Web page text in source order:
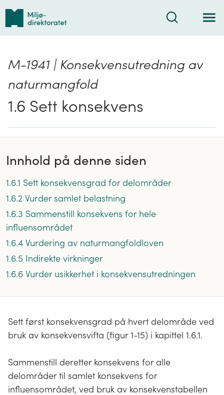
Tilbake
forsiden
Søk
M-1941 | Konsekvensutredning av
naturmangfold
1.6 Sett konsekvens
Innhold på denne siden
1.6.1 Sett konsekvensgrad for delområder
1.6.2 Vurder samlet belastning
1.6.3 Sammenstill konsekvens for hele
influensområdet
1.6.4 Vurdering av naturmangfoldloven
1.6.5 Indirekte virkninger
1.6.6 Vurder usikkerhet i konsekvensutredningen
Sett først konsekvensgrad på hvert delområde ved
bruk av konsekvensvifta (figur 1-15) i kapittel 1.6.1.
Sammenstill deretter konsekvens for alle
delområder til samlet konsekvens for
influensområdet, ved bruk av konsekvenstabellen